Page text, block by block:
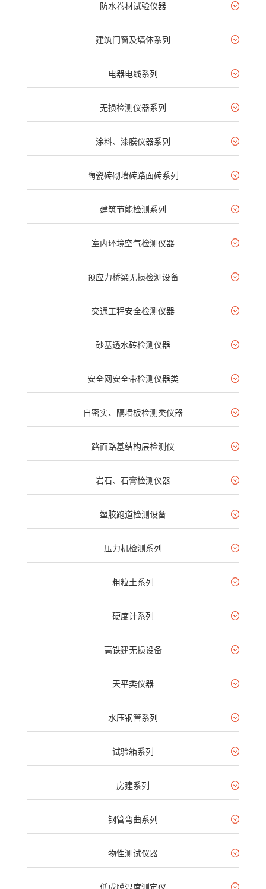
防水卷材试验仪器
建筑门窗及墙体系列
电器电线系列
无损检测仪器系列
涂料、漆膜仪器系列
陶瓷砖砌墙砖路面砖系列
建筑节能检测系列
室内环境空气检测仪器
预应力桥梁无损检测设备
交通工程安全检测仪器
砂基透水砖检测仪器
安全网安全带检测仪器类
自密实、隔墙板检测类仪器
路面路基结构层检测仪
岩石、石膏检测仪器
塑胶跑道检测设备
压力机检测系列
粗粒土系列
硬度计系列
高铁建无损设备
天平类仪器
水压钢管系列
试验箱系列
房建系列
钢管弯曲系列
物性测试仪器
低成膜温度测定仪